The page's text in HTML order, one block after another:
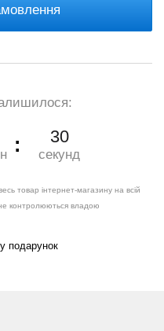
29
секунд
товар інтернет-магазину на всій
контролюються владою
у подарунок